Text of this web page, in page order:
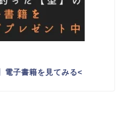
電子書籍を見てみる<